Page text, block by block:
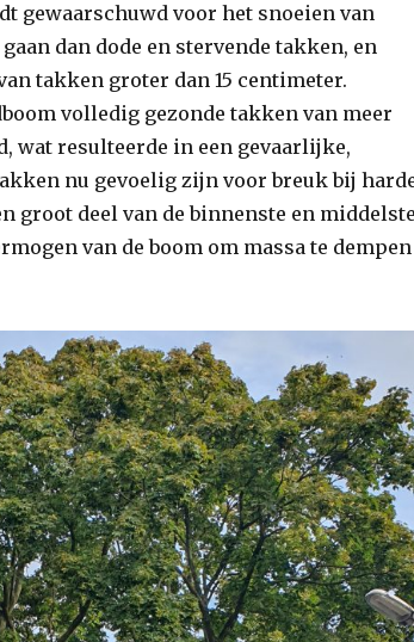
gewaarschuwd voor het snoeien van
dan dode en stervende takken, en
takken groter dan 15 centimeter.
volledig gezonde takken van meer
wat resulteerde in een gevaarlijke,
nu gevoelig zijn voor breuk bij
groot deel van de binnenste en middelste
van de boom om massa te dempen